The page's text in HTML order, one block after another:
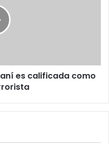
es calificada como